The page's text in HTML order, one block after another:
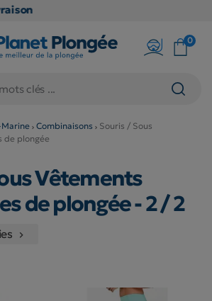
0
Marine Combinaisons
Souris / Sous
de plongée
Vêtements
de plongée- 2 / 2
